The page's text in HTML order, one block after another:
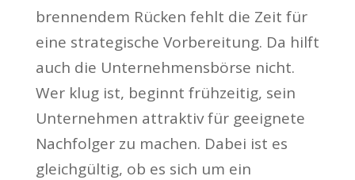
brennendem Rücken fehlt die Zeit für
eine strategische Vorbereitung. Da hilft
auch die Unternehmensbörse nicht.
Wer klug ist, beginnt frühzeitig, sein
Unternehmen attraktiv für geeignete
Nachfolger zu machen. Dabei ist es
gleichgültig, ob es sich um ein